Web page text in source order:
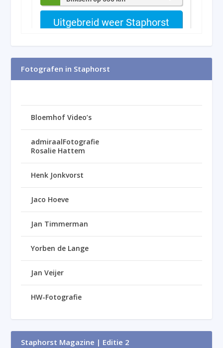
Fotografen in Staphorst
Bloemhof Video’s
admiraalFotografie
Rosalie Hattem
Henk Jonkvorst
Jaco Hoeve
Jan Timmerman
Yorben de Lange
Jan Veijer
HW-Fotografie
Staphorst Magazine | Editie 2